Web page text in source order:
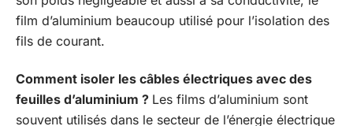
film d’aluminium beaucoup utilisé pour l’isolation des
fils de courant.
Comment isoler les câbles électriques avec des
feuilles d’aluminium ? Les films d’aluminium sont
souvent utilisés dans le secteur de l’énergie électrique